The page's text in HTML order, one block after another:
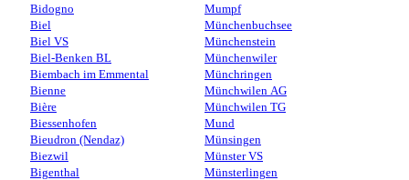
Bidogno
Biel
Biel VS
Biel-Benken BL
Biembach im Emmental
Bienne
Bière
Biessenhofen
Bieudron (Nendaz)
Biezwil
Bigenthal
Mumpf
Münchenbuchsee
Münchenstein
Münchenwiler
Münchringen
Münchwilen AG
Münchwilen TG
Mund
Münsingen
Münster VS
Münsterlingen